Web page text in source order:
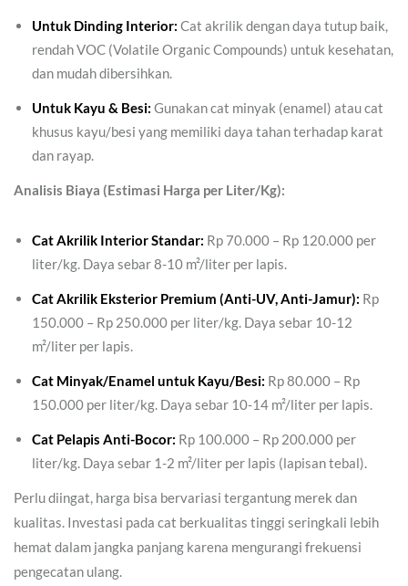
Untuk Dinding Interior: Cat akrilik dengan daya tutup baik,
rendah VOC (Volatile Organic Compounds) untuk kesehatan,
dan mudah dibersihkan.
Untuk Kayu & Besi: Gunakan cat minyak (enamel) atau cat
khusus kayu/besi yang memiliki daya tahan terhadap karat
dan rayap.
Analisis Biaya (Estimasi Harga per Liter/Kg):
Cat Akrilik Interior Standar: Rp 70.000 – Rp 120.000 per
liter/kg. Daya sebar 8-10 m²/liter per lapis.
Cat Akrilik Eksterior Premium (Anti-UV, Anti-Jamur): Rp
150.000 – Rp 250.000 per liter/kg. Daya sebar 10-12
m²/liter per lapis.
Cat Minyak/Enamel untuk Kayu/Besi: Rp 80.000 – Rp
150.000 per liter/kg. Daya sebar 10-14 m²/liter per lapis.
Cat Pelapis Anti-Bocor: Rp 100.000 – Rp 200.000 per
liter/kg. Daya sebar 1-2 m²/liter per lapis (lapisan tebal).
Perlu diingat, harga bisa bervariasi tergantung merek dan
kualitas. Investasi pada cat berkualitas tinggi seringkali lebih
hemat dalam jangka panjang karena mengurangi frekuensi
pengecatan ulang.